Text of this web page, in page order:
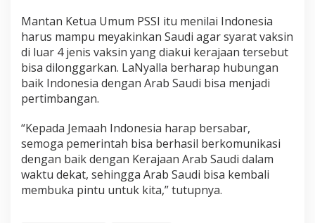
Mantan Ketua Umum PSSI itu menilai Indonesia
harus mampu meyakinkan Saudi agar syarat vaksin
di luar 4 jenis vaksin yang diakui kerajaan tersebut
bisa dilonggarkan. LaNyalla berharap hubungan
baik Indonesia dengan Arab Saudi bisa menjadi
pertimbangan.
“Kepada Jemaah Indonesia harap bersabar,
semoga pemerintah bisa berhasil berkomunikasi
dengan baik dengan Kerajaan Arab Saudi dalam
waktu dekat, sehingga Arab Saudi bisa kembali
membuka pintu untuk kita,” tutupnya.